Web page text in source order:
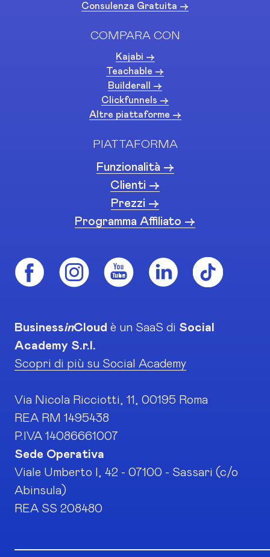
Consulenza Gratuita ->
COMPARA CON
Kajabi ->
Teachable ->
Builderall ->
Clickfunnels ->
Altre piattaforme ->
PIATTAFORMA
Funzionalità ->
Clienti ->
Prezzi ->
Programma Affiliato ->
BusinessinCloud è un SaaS di Social
Academy S.r.l.
Scopri di più su Social Academy
Via Nicola Ricciotti, 11, 00195 Roma
REA RM 1495438
P.IVA 14086661007
Sede Operativa
Viale Umberto I, 42 - 07100 - Sassari (c/o
Abinsula)
REA SS 208480